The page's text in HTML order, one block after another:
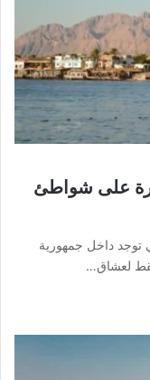
على شواطئ
توجد داخل جمهورية
لعشاق…